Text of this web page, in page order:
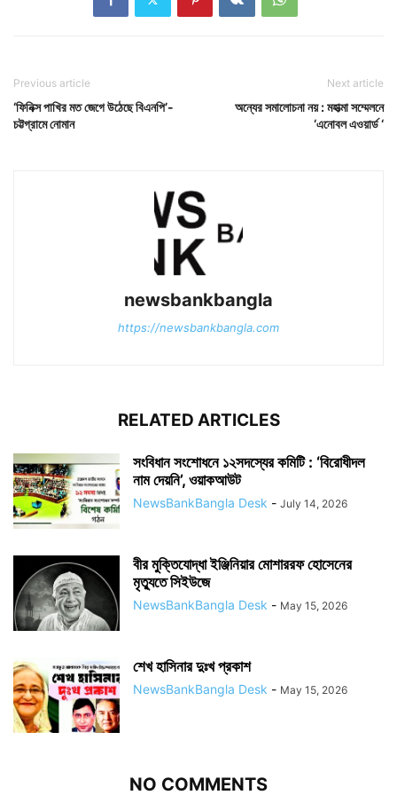
Previous article
‘ফিনিক্স পাখির মত জেগে উঠেছে বিএনপি’-
চট্টগ্রামে নোমান
Next article
অন্যের সমালোচনা নয় : মহাত্মা সম্মেলনে
‘এনোবল এওয়ার্ড ‘
newsbankbangla
https://newsbankbangla.com
RELATED ARTICLES
সংবিধান সংশোধনে ১২সদস্যের কমিটি : ‘বিরোধীদল
নাম দেয়নি’, ওয়াকআউট
NewsBankBangla Desk - July 14, 2026
বীর মুক্তিযোদ্ধা ইঞ্জিনিয়ার মোশাররফ হোসেনের
মৃত্যুতে সিইউজে
NewsBankBangla Desk - May 15, 2026
শেখ হাসিনার দুঃখ প্রকাশ
NewsBankBangla Desk - May 15, 2026
NO COMMENTS